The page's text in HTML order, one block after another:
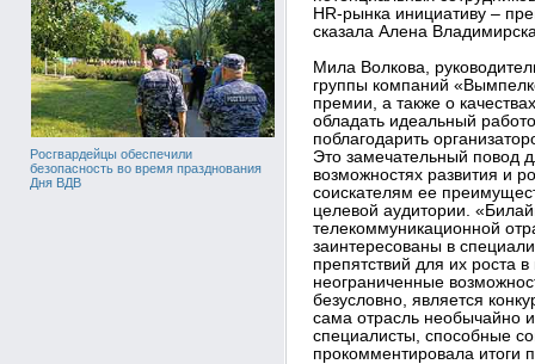
Росгвардейцы обеспечили
безопасность во время празднования
Дня ВДВ
HR-рынка инициативу –
сказала Алена
Мила Волкова,
группы компаний
премии, а также о
обладать идеальный
поблагодарить
Это замечательный повод
возможностях развития и
соискателям ее
целевой аудитории.
телекоммуникационной
заинтересованы в
препятствий для их роста
неограниченные
безусловно, является
сама отрасль необычайно
специалисты, способные
прокомментировала итоги